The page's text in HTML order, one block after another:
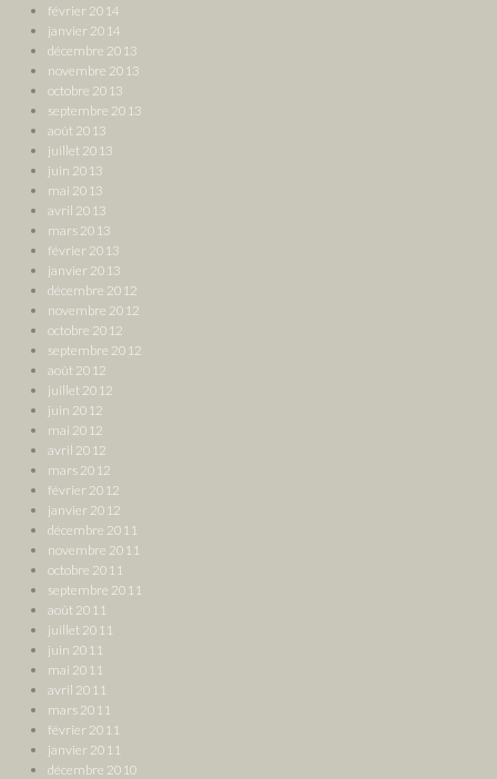
février 2014
janvier 2014
décembre 2013
novembre 2013
octobre 2013
septembre 2013
août 2013
juillet 2013
juin 2013
mai 2013
avril 2013
mars 2013
février 2013
janvier 2013
décembre 2012
novembre 2012
octobre 2012
septembre 2012
août 2012
juillet 2012
juin 2012
mai 2012
avril 2012
mars 2012
février 2012
janvier 2012
décembre 2011
novembre 2011
octobre 2011
septembre 2011
août 2011
juillet 2011
juin 2011
mai 2011
avril 2011
mars 2011
février 2011
janvier 2011
décembre 2010